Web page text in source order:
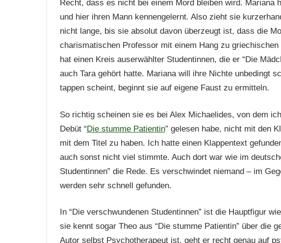
Recht, dass es nicht bei einem Mord bleiben wird. Mariana
und hier ihren Mann kennengelernt. Also zieht sie
nicht lange, bis sie absolut davon überzeugt ist, dass die
charismatischen Professor mit einem Hang zu
hat einen Kreis auserwählter Studentinnen, die er “Die
auch Tara gehört hatte. Mariana will ihre Nichte unbedingt
tappen scheint, beginnt sie auf eigene Faust zu ermitteln.
So richtig scheinen sie es bei Alex Michaelides, von dem
Debüt “Die stumme Patientin” gelesen habe, nicht mit den
mit dem Titel zu haben. Ich hatte einen Klappentext
auch sonst nicht viel stimmte. Auch dort war wie im
Studentinnen” die Rede. Es verschwindet niemand – im
werden sehr schnell gefunden.
In “Die verschwundenen Studentinnen” ist die Hauptfigur
sie kennt sogar Theo aus “Die stumme Patientin” über die
Autor selbst Psychotherapeut ist, geht er recht genau auf